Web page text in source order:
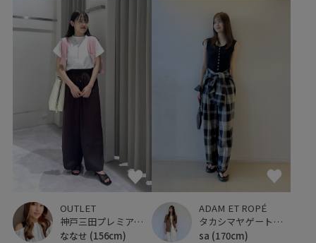
OUTLET
神戸三田プレミアム・アウトレット
ななせ (156cm)
ADAM ET ROPÉ
タカシマヤゲートタワーモール
sa (170cm)